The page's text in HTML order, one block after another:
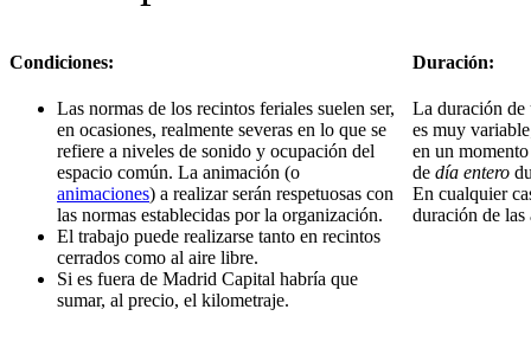
Condiciones:
Las normas de los recintos feriales suelen ser,
en ocasiones, realmente severas en lo que se
refiere a niveles de sonido y ocupación del
espacio común. La animación (o
animaciones) a realizar serán respetuosas con
las normas establecidas por la organización.
El trabajo puede realizarse tanto en recintos
cerrados como al aire libre.
Si es fuera de Madrid Capital habría que
sumar, al precio, el kilometraje.
Duración:
La duración
es muy
en un
de día entero
En cualquier
duración de las